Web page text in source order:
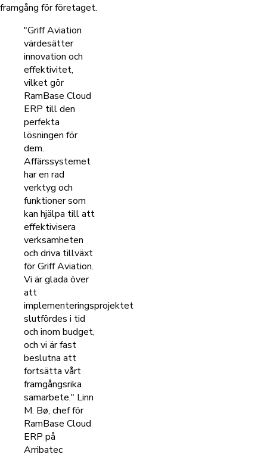
framgång för företaget.
"Griff Aviation
värdesätter
innovation och
effektivitet,
vilket gör
RamBase Cloud
ERP till den
perfekta
lösningen för
dem.
Affärssystemet
har en rad
verktyg och
funktioner som
kan hjälpa till att
effektivisera
verksamheten
och driva tillväxt
för Griff Aviation.
Vi är glada över
att
implementeringsprojektet
slutfördes i tid
och inom budget,
och vi är fast
beslutna att
fortsätta vårt
framgångsrika
samarbete." Linn
M. Bø, chef för
RamBase Cloud
ERP på
Arribatec